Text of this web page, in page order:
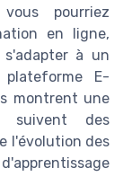
pourriez
en ligne,
à un
E-
montrent une
suivent des
l'évolution des